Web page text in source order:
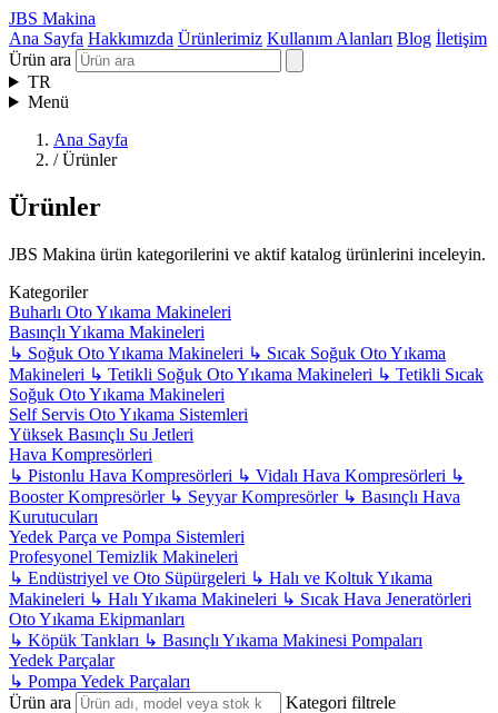
JBS Makina
Ana Sayfa Hakkımızda Ürünlerimiz Kullanım Alanları Blog İletişim
Ürün ara
TR
Menü
Ana Sayfa
/ Ürünler
Ürünler
JBS Makina ürün kategorilerini ve aktif katalog ürünlerini inceleyin.
Kategoriler
Buharlı Oto Yıkama Makineleri
Basınçlı Yıkama Makineleri
↳ Soğuk Oto Yıkama Makineleri ↳ Sıcak Soğuk Oto Yıkama
Makineleri ↳ Tetikli Soğuk Oto Yıkama Makineleri ↳ Tetikli Sıcak
Soğuk Oto Yıkama Makineleri
Self Servis Oto Yıkama Sistemleri
Yüksek Basınçlı Su Jetleri
Hava Kompresörleri
↳ Pistonlu Hava Kompresörleri ↳ Vidalı Hava Kompresörleri ↳
Booster Kompresörler ↳ Seyyar Kompresörler ↳ Basınçlı Hava
Kurutucuları
Yedek Parça ve Pompa Sistemleri
Profesyonel Temizlik Makineleri
↳ Endüstriyel ve Oto Süpürgeleri ↳ Halı ve Koltuk Yıkama
Makineleri ↳ Halı Yıkama Makineleri ↳ Sıcak Hava Jeneratörleri
Oto Yıkama Ekipmanları
↳ Köpük Tankları ↳ Basınçlı Yıkama Makinesi Pompaları
Yedek Parçalar
↳ Pompa Yedek Parçaları
Ürün ara
Kategori filtrele